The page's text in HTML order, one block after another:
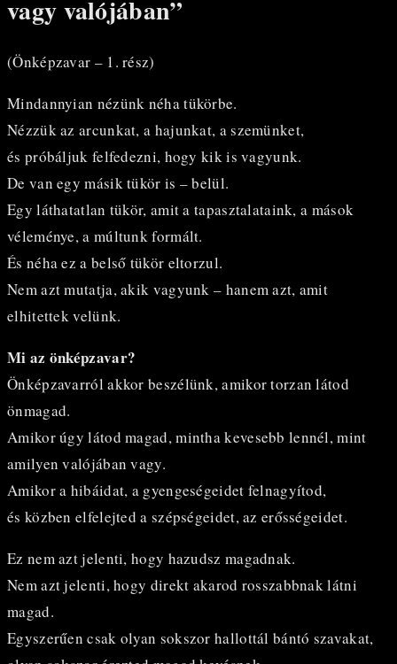
vagy valójában”
(Önképzavar – 1. rész)
Mindannyian nézünk néha tükörbe.
Nézzük az arcunkat, a hajunkat, a szemünket,
és próbáljuk felfedezni, hogy kik is vagyunk.
De van egy másik tükör is – belül.
Egy láthatatlan tükör, amit a tapasztalataink, a mások
véleménye, a múltunk formált.
És néha ez a belső tükör eltorzul.
Nem azt mutatja, akik vagyunk – hanem azt, amit
elhitettek velünk.
Mi az önképzavar?
Önképzavarról akkor beszélünk, amikor torzan látod
önmagad.
Amikor úgy látod magad, mintha kevesebb lennél, mint
amilyen valójában vagy.
Amikor a hibáidat, a gyengeségeidet felnagyítod,
és közben elfelejted a szépségeidet, az erősségeidet.
Ez nem azt jelenti, hogy hazudsz magadnak.
Nem azt jelenti, hogy direkt akarod rosszabbnak látni
magad.
Egyszerűen csak olyan sokszor hallottál bántó szavakat,